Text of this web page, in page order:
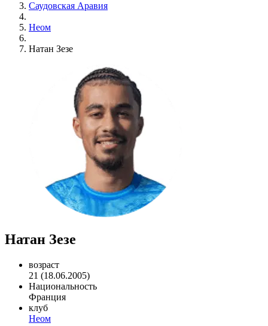
Саудовская Аравия
Неом
Натан Зезе
Натан Зезе
возраст
21 (18.06.2005)
Национальность
Франция
клуб
Неом